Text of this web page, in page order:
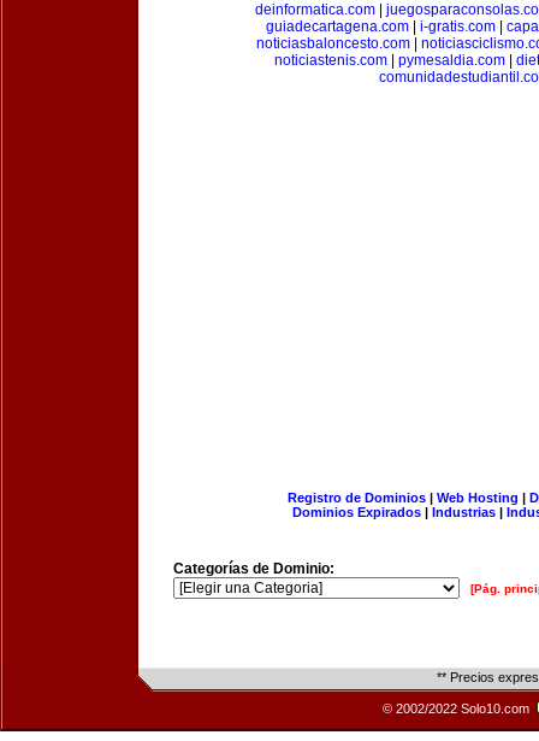
deinformatica.com
guiadecartagena.com| i-gratis.com|
noticiasbaloncesto.com
noticiastenis.com
pymesaldia.com
Registro de Dominios| Web Hosting |
Dominios Expirados | Industrias |
Categorías de Dominio:
[Pág.
** Precios
© 2002/2022 Solo10.com